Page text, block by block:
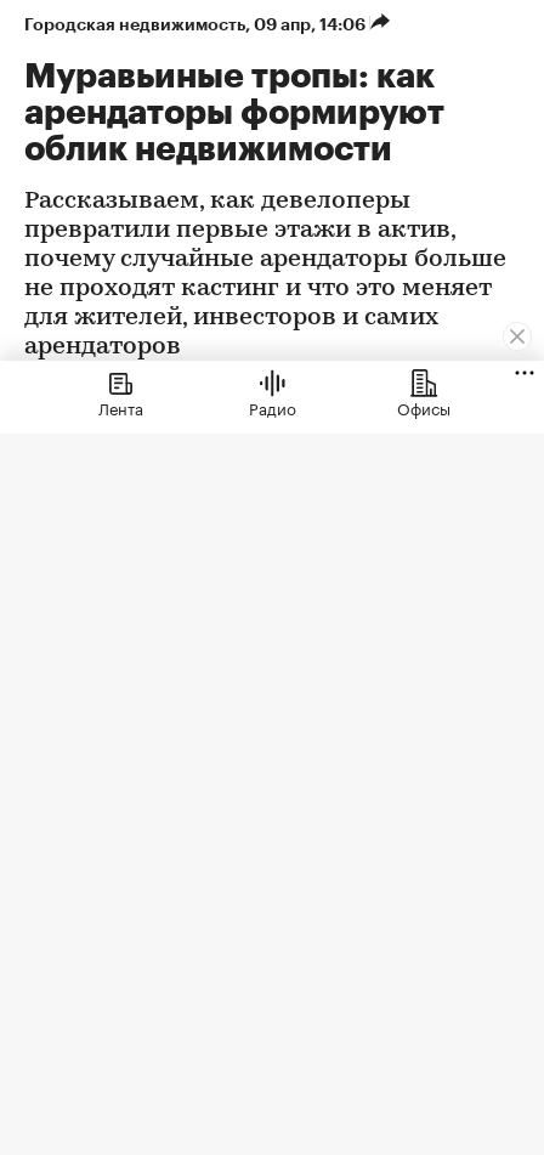
Городская недвижимость⁠, 09 апр, 14:06
Муравьиные тропы: как
арендаторы формируют
облик недвижимости
Рассказываем, как девелоперы
превратили первые этажи в актив,
почему случайные арендаторы больше
не проходят кастинг и что это меняет
для жителей, инвесторов и самих
арендаторов
Лента Радио Офисы